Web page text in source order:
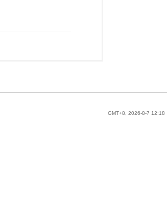
GMT+8, 2026-8-7 12:18